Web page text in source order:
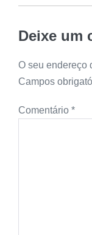
Deixe um
O seu endereço
Campos
Comentário *